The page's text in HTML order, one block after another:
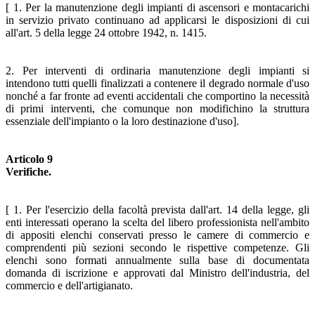
[ 1. Per la manutenzione degli impianti di ascensori e montacarichi
in servizio privato continuano ad applicarsi le disposizioni di cui
all'art. 5 della legge 24 ottobre 1942, n. 1415.
2. Per interventi di ordinaria manutenzione degli impianti si
intendono tutti quelli finalizzati a contenere il degrado normale d'uso
nonché a far fronte ad eventi accidentali che comportino la necessità
di primi interventi, che comunque non modifichino la struttura
essenziale dell'impianto o la loro destinazione d'uso].
Articolo 9
Verifiche.
[ 1. Per l'esercizio della facoltà prevista dall'art. 14 della legge, gli
enti interessati operano la scelta del libero professionista nell'ambito
di appositi elenchi conservati presso le camere di commercio e
comprendenti più sezioni secondo le rispettive competenze. Gli
elenchi sono formati annualmente sulla base di documentata
domanda di iscrizione e approvati dal Ministro dell'industria, del
commercio e dell'artigianato.